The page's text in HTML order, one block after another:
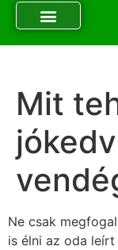
Mit
Ne csak
is élni az oda leírt